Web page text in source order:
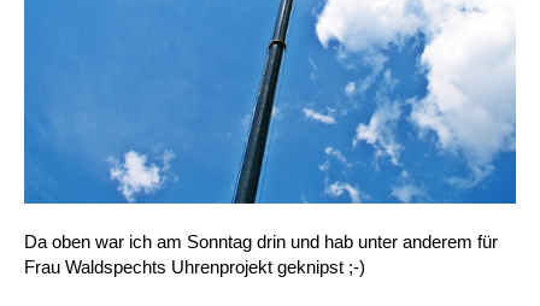
Da oben war ich am Sonntag drin und hab unter anderem für
Frau Waldspechts Uhrenprojekt geknipst ;-)